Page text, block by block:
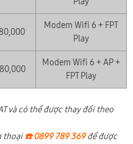
Modem Wifi 6 + FPT
Play
Modem Wifi 6 + AP +
FPT Play
và có thể được thay đổi theo
thoại☎️ 0899 789 369để được